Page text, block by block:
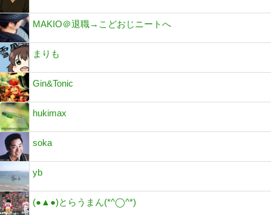
MAKIO＠退職→こどおじニートへ
まりも
Gin&Tonic
hukimax
soka
yb
(●▲●)とらうまん(*^◯^*)